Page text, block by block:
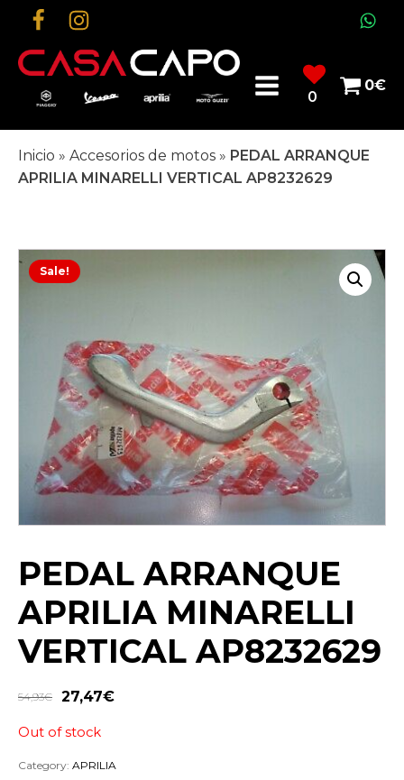
0
0€
Inicio » Accesorios de motos » PEDAL ARRANQUE
APRILIA MINARELLI VERTICAL AP8232629
Sale!
PEDAL ARRANQUE
APRILIA MINARELLI
VERTICAL AP8232629
54,93€ 27,47€
Out of stock
Category: APRILIA